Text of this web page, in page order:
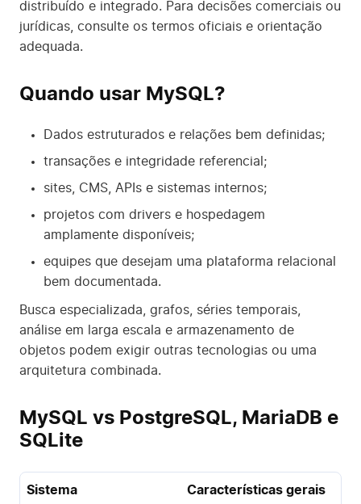
distribuído e integrado. Para decisões comerciais ou
jurídicas, consulte os termos oficiais e orientação
adequada.
Quando usar MySQL?
Dados estruturados e relações bem definidas;
transações e integridade referencial;
sites, CMS, APIs e sistemas internos;
projetos com drivers e hospedagem
amplamente disponíveis;
equipes que desejam uma plataforma relacional
bem documentada.
Busca especializada, grafos, séries temporais,
análise em larga escala e armazenamento de
objetos podem exigir outras tecnologias ou uma
arquitetura combinada.
MySQL vs PostgreSQL, MariaDB e
SQLite
Sistema Características gerais